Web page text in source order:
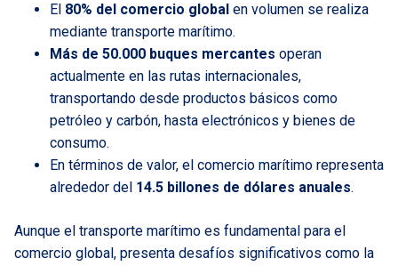
El 80% del comercio global en volumen se realiza
mediante transporte marítimo.
Más de 50.000 buques mercantes operan
actualmente en las rutas internacionales,
transportando desde productos básicos como
petróleo y carbón, hasta electrónicos y bienes de
consumo.
En términos de valor, el comercio marítimo representa
alrededor del 14.5 billones de dólares anuales.
Aunque el transporte marítimo es fundamental para el
comercio global, presenta desafíos significativos como la